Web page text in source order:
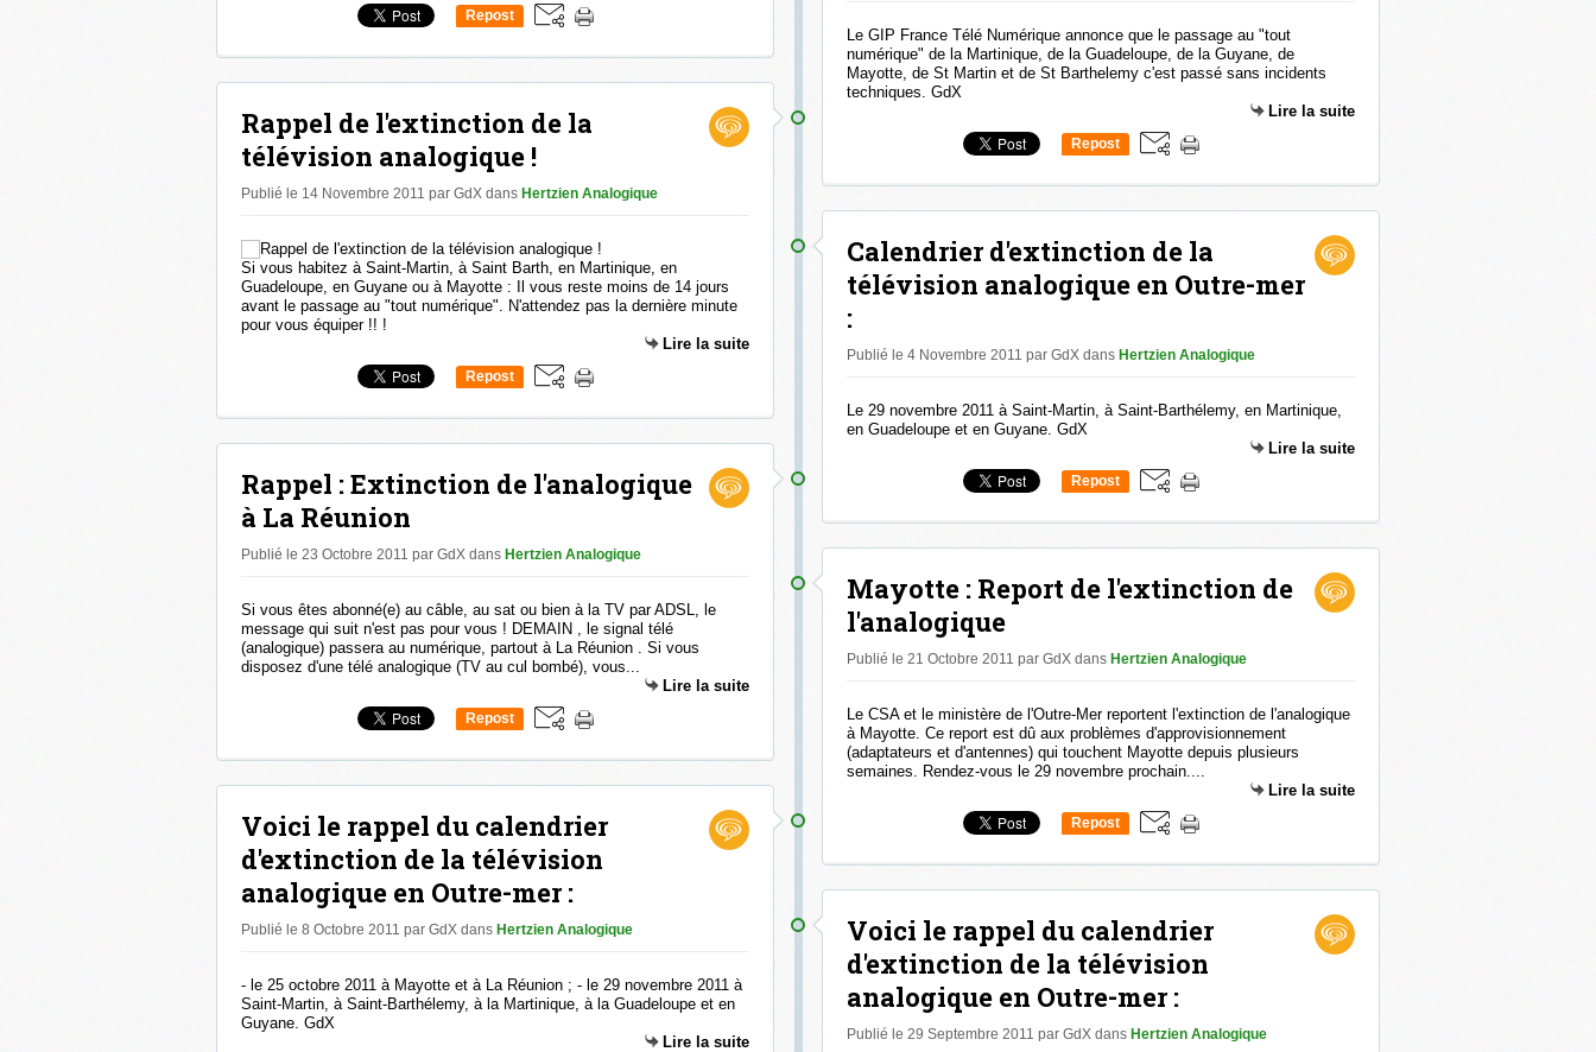
Repost
Rappel de l'extinction de la
télévision analogique !
Publié le 14 Novembre 2011 par GdX dans Hertzien Analogique
Si vous habitez à Saint-Martin, à Saint Barth, en Martinique, en
Guadeloupe, en Guyane ou à Mayotte : Il vous reste moins de 14 jours
avant le passage au "tout numérique". N'attendez pas la dernière minute
pour vous équiper !! !
Lire la suite
Repost
Rappel : Extinction de l'analogique
à La Réunion
Publié le 23 Octobre 2011 par GdX dans Hertzien Analogique
Si vous êtes abonné(e) au câble, au sat ou bien à la TV par ADSL, le
message qui suit n'est pas pour vous ! DEMAIN , le signal télé
(analogique) passera au numérique, partout à La Réunion . Si vous
disposez d'une télé analogique (TV au cul bombé), vous...
Lire la suite
Repost
Voici le rappel du calendrier
d'extinction de la télévision
analogique en Outre-mer :
Publié le 8 Octobre 2011 par GdX dans Hertzien Analogique
- le 25 octobre 2011 à Mayotte et à La Réunion ; - le 29 novembre 2011 à
Saint-Martin, à Saint-Barthélemy, à la Martinique, à la Guadeloupe et en
Guyane. GdX
Lire la suite
Le GIP France Télé Numérique annonce que le passage au "tout
numérique" de la Martinique, de la Guadeloupe, de la Guyane, de
Mayotte, de St Martin et de St Barthelemy c'est passé sans incidents
techniques. GdX
Lire la suite
Repost
Calendrier d'extinction de la
télévision analogique en Outre-mer
:
Publié le 4 Novembre 2011 par GdX dans Hertzien Analogique
Le 29 novembre 2011 à Saint-Martin, à Saint-Barthélemy, en Martinique,
en Guadeloupe et en Guyane. GdX
Lire la suite
Repost
Mayotte : Report de l'extinction de
l'analogique
Publié le 21 Octobre 2011 par GdX dans Hertzien Analogique
Le CSA et le ministère de l'Outre-Mer reportent l'extinction de l'analogique
à Mayotte. Ce report est dû aux problèmes d'approvisionnement
(adaptateurs et d'antennes) qui touchent Mayotte depuis plusieurs
semaines. Rendez-vous le 29 novembre prochain....
Lire la suite
Repost
Voici le rappel du calendrier
d'extinction de la télévision
analogique en Outre-mer :
Publié le 29 Septembre 2011 par GdX dans Hertzien Analogique